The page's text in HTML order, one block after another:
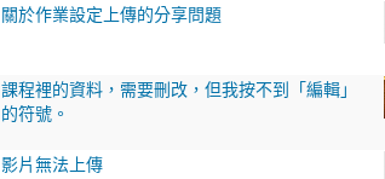
關於作業設定上傳的分享問題
課程裡的資料，需要刪改，但我按不到「編輯」
的符號。
影片無法上傳